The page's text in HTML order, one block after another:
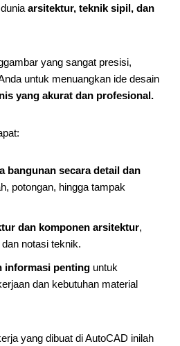
arsitektur, teknik sipil, dan
yang sangat presisi,
untuk menuangkan ide desain
yang akurat dan profesional.
bangunan secara detail dan
potongan, hingga tampak
dan komponen arsitektur,
notasi teknik.
informasi penting untuk
dan kebutuhan material
yang dibuat di AutoCAD inilah